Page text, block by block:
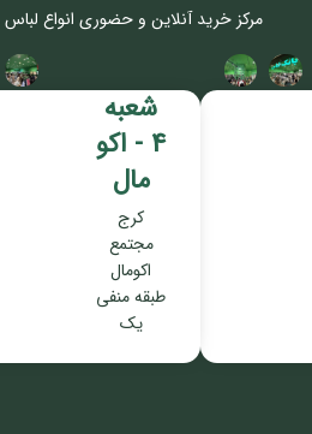
مرکز خرید آنلاین و حضوری انواع
شعبه
4 - اکو
مال
کرج
مجتمع
اکومال
طبقه منفی
یک